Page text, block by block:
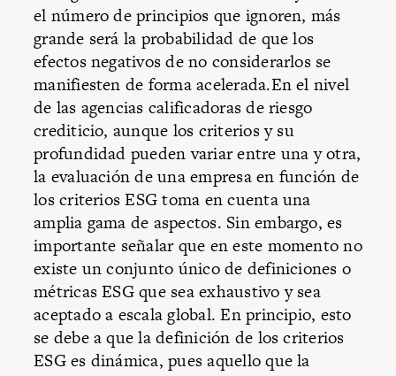
el número de principios que ignoren, más
grande será la probabilidad de que los
efectos negativos de no considerarlos se
manifiesten de forma acelerada.En el nivel
de las agencias calificadoras de riesgo
crediticio, aunque los criterios y su
profundidad pueden variar entre una y otra,
la evaluación de una empresa en función de
los criterios ESG toma en cuenta una
amplia gama de aspectos. Sin embargo, es
importante señalar que en este momento no
existe un conjunto único de definiciones o
métricas ESG que sea exhaustivo y sea
aceptado a escala global. En principio, esto
se debe a que la definición de los criterios
ESG es dinámica, pues aquello que la